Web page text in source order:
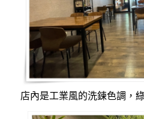
店內是工業風的洗鍊色調，